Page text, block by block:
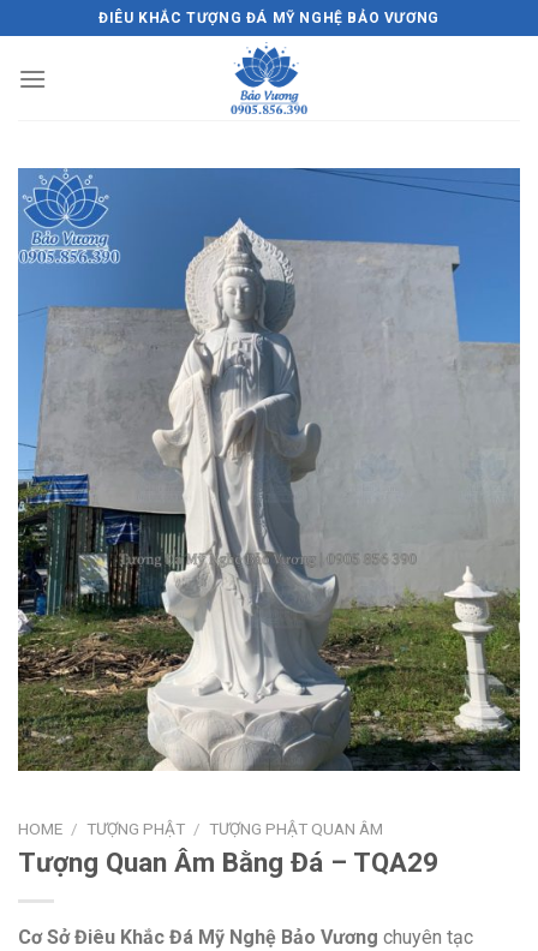
to
content
ĐIÊU KHẮC TƯỢNG ĐÁ MỸ NGHỆ BẢO VƯƠNG
HOME / TƯỢNG PHẬT / TƯỢNG PHẬT QUAN ÂM
Tượng Quan Âm Bằng Đá – TQA29
Cơ Sở Điêu Khắc Đá Mỹ Nghệ Bảo Vương chuyên tạc